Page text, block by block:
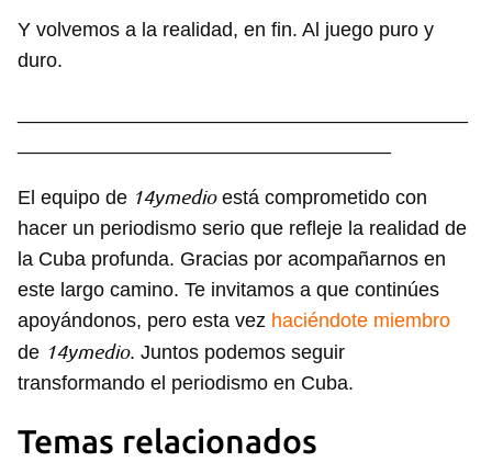
Guardar como favorito
INICIAR SESIÓN CANCELAR
Y volvemos a la realidad, en fin. Al juego puro y
duro.
El equipo de 14ymedioestá comprometido con
hacer un periodismo serio que refleje la realidad de
la Cuba profunda. Gracias por acompañarnos en
este largo camino. Te invitamos a que continúes
apoyándonos, pero esta vez haciéndote miembro
de 14ymedio. Juntos podemos seguir
transformando el periodismo en Cuba.
Temas relacionados